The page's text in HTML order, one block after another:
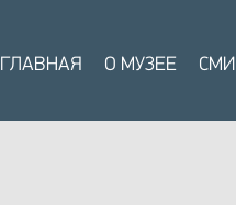
ГЛАВНАЯ О МУЗЕЕ СМИ